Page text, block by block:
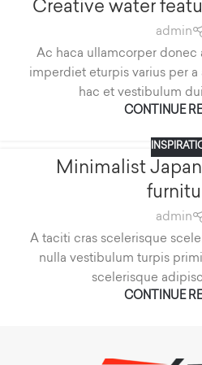
Creative water
admin
Ac haca ullamcorper donec
imperdiet eturpis varius per a
hac et vestibulum
CONTINUE
Minimalist
admin
A taciti cras scelerisque
nulla vestibulum turpis
scelerisque
CONTINUE